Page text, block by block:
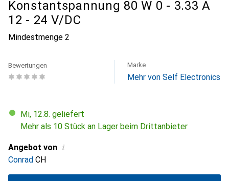
Konstantspannung 80 W 0 - 3.33 A
12 - 24 V/DC
Mindestmenge 2
Bewertungen Marke
Mehr von Self Electronics
Mi, 12.8. geliefert
Mehr als 10 Stück an Lager beim Drittanbieter
Angebot von i
Conrad CH